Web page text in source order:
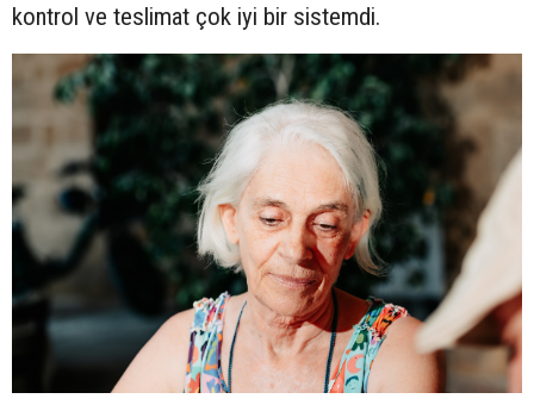
kontrol ve teslimat çok iyi bir sistemdi.